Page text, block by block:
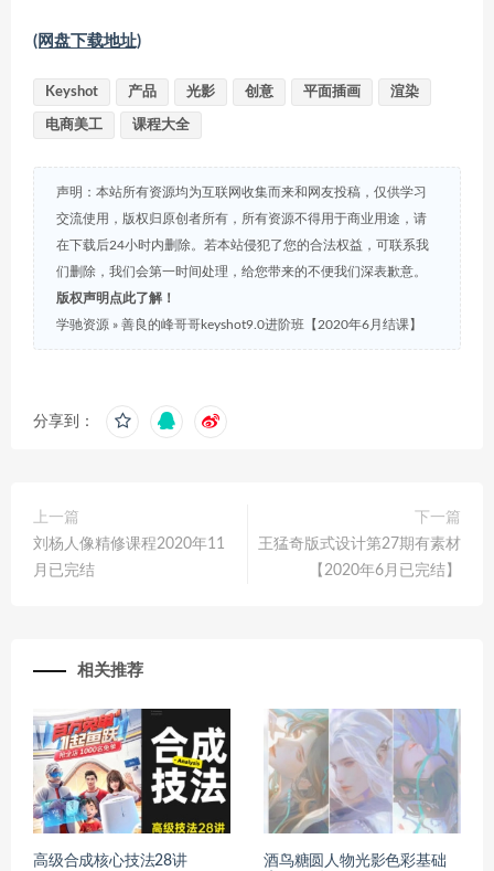
(网盘下载地址)
Keyshot 产品 光影 创意 平面插画 渲染
电商美工 课程大全
声明：本站所有资源均为互联网收集而来和网友投稿，仅供学习
交流使用，版权归原创者所有，所有资源不得用于商业用途，请
在下载后24小时内删除。若本站侵犯了您的合法权益，可联系我
们删除，我们会第一时间处理，给您带来的不便我们深表歉意。
版权声明点此了解！
学驰资源 » 善良的峰哥哥keyshot9.0进阶班【2020年6月结课】
分享到：
上一篇
刘杨人像精修课程2020年11
月已完结
下一篇
王猛奇版式设计第27期有素材
【2020年6月已完结】
相关推荐
高级合成核心技法28讲
酒鸟糖圆人物光影色彩基础